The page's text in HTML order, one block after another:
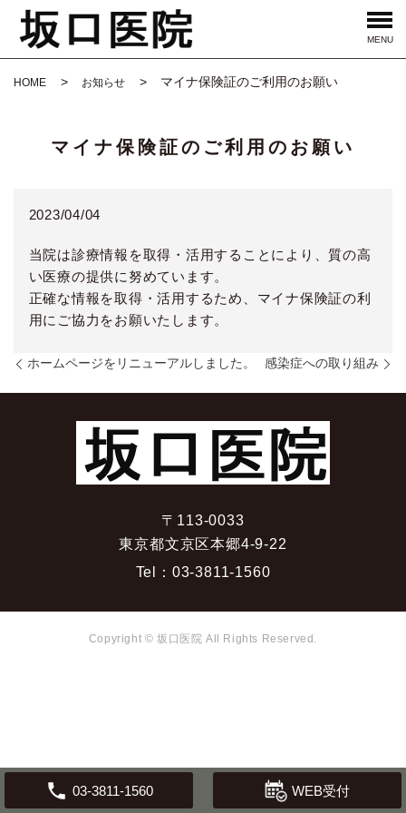
MENU
HOME お知らせ マイナ保険証のご利用のお願い
マイナ保険証のご利用のお願い
2023/04/04
当院は診療情報を取得・活用することにより、質の高
い医療の提供に努めています。
正確な情報を取得・活用するため、マイナ保険証の利
用にご協力をお願いたします。
ホームページをリニューアルしました。 感染症への取り組み
WEB受付
〒113-0033
東京都文京区本郷4-9-22
Tel： 03-3811-1560
Copyright © 坂口医院 All Rights Reserved.